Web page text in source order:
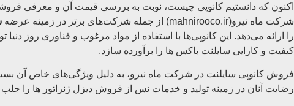
اکنون که دانستیم کانوپی چیست، نوبت به بررسی قیمت آن و معرفی
شرکت ماه نیرو(mahnirooco.ir) از جمله شرکت‌های برتر در زمینه عرضه
را ارائه می‌دهد. این کانوپی‌ها با استفاده از مواد مرغوب و فناوری روز
کیفیت و کارایی سایلنت باکس ها را برآورده سازد.
فروش کانوپی سایلنت در شرکت ماه نیرو، به دلیل ویژگی‌های خاص آن
رضایت آنان در زمینه تولید و خدمات ئس از فروش دیزل ژنراتور ها را جلب